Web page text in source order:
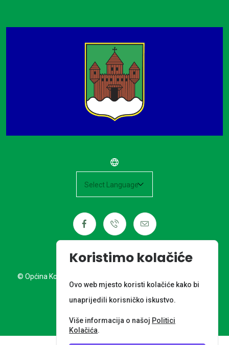
© Općina Kotoriba. Sva prava pridržana. Izrada web stranice:
Nordia grupa d.o.o.
Koristimo kolačiće
Ovo web mjesto koristi kolačiće kako bi
unaprijedili korisničko iskustvo.
Više informacija o našoj Politici
Kolačića.